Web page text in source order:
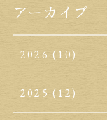
アーカイブ
2026 (10)
2025 (12)